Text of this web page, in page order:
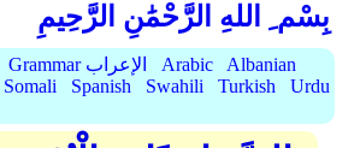
بِسْم ِ اللهِ الرَّحْمَٰنِ الرَّحِيمِ
Grammar الإعراب Arabic
Albanian
Somali Spanish Swahili Turkish
Urdu